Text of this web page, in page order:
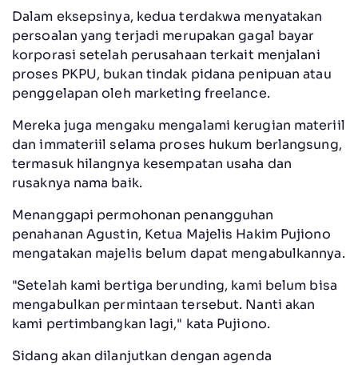
Dalam eksepsinya, kedua terdakwa menyatakan
persoalan yang terjadi merupakan gagal bayar
korporasi setelah perusahaan terkait menjalani
proses PKPU, bukan tindak pidana penipuan atau
penggelapan oleh marketing freelance.
Mereka juga mengaku mengalami kerugian materiil
dan immateriil selama proses hukum berlangsung,
termasuk hilangnya kesempatan usaha dan
rusaknya nama baik.
Menanggapi permohonan penangguhan
penahanan Agustin, Ketua Majelis Hakim Pujiono
mengatakan majelis belum dapat mengabulkannya.
"Setelah kami bertiga berunding, kami belum bisa
mengabulkan permintaan tersebut. Nanti akan
kami pertimbangkan lagi," kata Pujiono.
Sidang akan dilanjutkan dengan agenda